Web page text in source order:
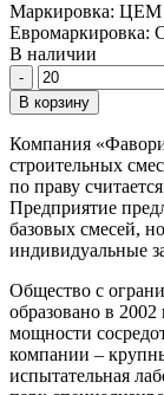
Маркировка: ЦЕМ
Евромаркировка:
В наличии
Количество
В корзину
Компания
строительных
по праву
Предприятие
базовых смесей,
индивидуальные
Общество с
образовано в
мощности
компании –
испытательная